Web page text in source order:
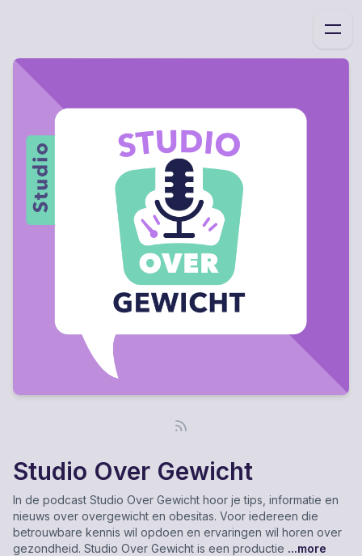
Studio Over Gewicht
In de podcast Studio Over Gewicht hoor je tips, informatie en
nieuws over overgewicht en obesitas. Voor iedereen die
betrouwbare kennis wil opdoen en ervaringen wil horen over
gezondheid. Studio Over Gewicht is een productie ...more